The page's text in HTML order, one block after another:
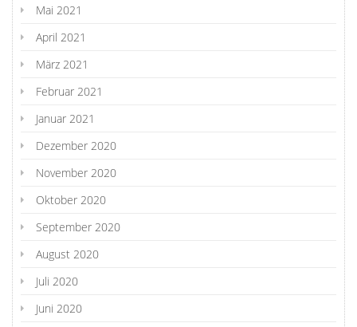
Mai 2021
April 2021
März 2021
Februar 2021
Januar 2021
Dezember 2020
November 2020
Oktober 2020
September 2020
August 2020
Juli 2020
Juni 2020